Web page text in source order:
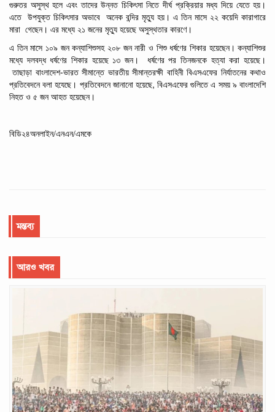
গুরুতর অসুস্থ হলে এবং তাদের উন্নত চিকিৎসা নিতে দীর্ঘ প্রক্রিয়ার মধ্য দিয়ে যেতে হয়।
এতে
উপযুক্ত চিকিৎসার অভাবে অনেক বন্দির মৃত্যু হয়। এ তিন মাসে ২২ কয়েদি কারাগারে
মারা গেছেন। এর মধ্যে ২১ জনের মৃত্যু হয়েছে অসুস্থতার কারণে।
এ তিন মাসে ১০৯ জন কন্যাশিশুসহ ২০৮ জন নারী ও শিশু ধর্ষণের শিকার হয়েছেন। কন্যাশিশুর
মধ্যে দলবদ্ধ ধর্ষণের শিকার হয়েছে ১৩ জন। ধর্ষণের পর তিনজনকে হত্যা করা হয়েছে।
তাছাড়া বাংলাদেশ-ভারত সীমান্তে ভারতীয় সীমান্তরক্ষী বাহিনী বিএসএফের নির্যাতনের কথাও
প্রতিবেদনে বলা হযেছে। প্রতিবেদনে জানানো হয়েছে,বিএসএফের গুলিতে এ সময় ৯ বাংলাদেশি
নিহত ও ৫ জন আহত হয়েছেন।
বিডি২৪অনলাইন/এনএন/এমকে
মন্তব্য
আরও খবর